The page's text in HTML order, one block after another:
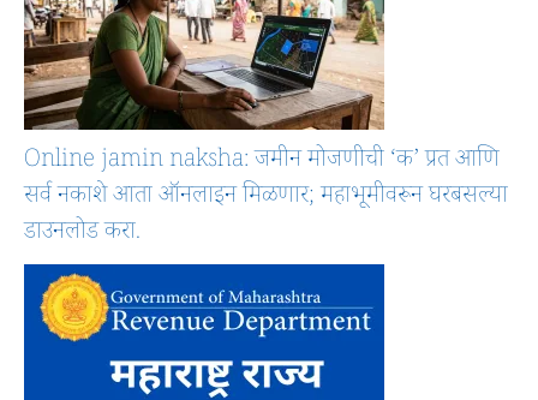
Online jamin naksha: जमीन मोजणीची ‘क’ प्रत आणि
सर्व नकाशे आता ऑनलाइन मिळणार; महाभूमीवरून घरबसल्या
डाउनलोड करा.